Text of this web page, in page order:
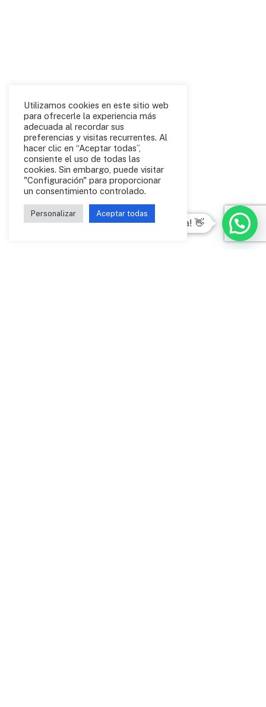
Utilizamos cookies en este sitio web
para ofrecerle la experiencia más
adecuada al recordar sus
preferencias y visitas recurrentes. Al
hacer clic en “Aceptar todas”,
consiente el uso de todas las
cookies. Sin embargo, puede visitar
"Configuración" para proporcionar
un consentimiento controlado.
Personalizar Aceptar todas
Hola! 👋